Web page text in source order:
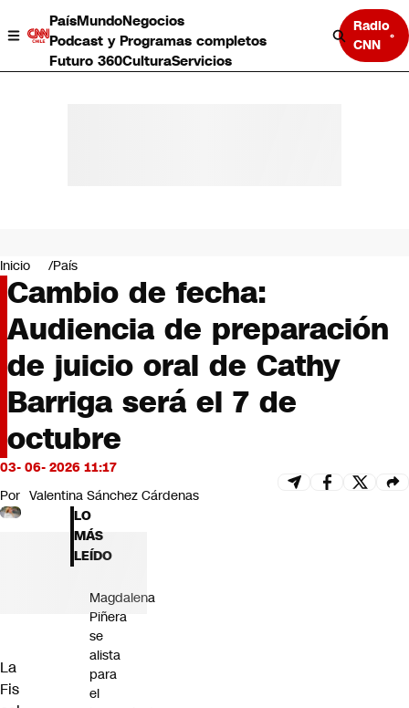
PaísMundoNegocios
Podcast y Programas completos
Futuro 360CulturaServicios
Radio
CNN
Negocios
Deportes
Programas completos
Cultura
Servicios
Bits
CNN Data
CNN tiempo
Futuro 360
Opinión
Inicio País
Cambio de fecha:
Audiencia de preparación
de juicio oral de Cathy
Barriga será el 7 de
octubre
03- 06- 2026 11:17
Por Valentina Sánchez Cárdenas
La
Fis
LO
MÁS
LEÍDO
Magdalena
Piñera
se
alista
para
el